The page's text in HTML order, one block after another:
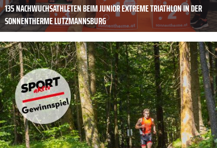
135 NACHWUCHSATHLETEN BEIM JUNIOR EXTREME TRIATHLON IN DER
SONNENTHERME LUTZMANNSBURG